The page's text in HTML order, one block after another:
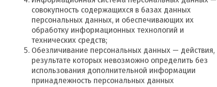
совокупность содержащихся в базах данных
персональных данных, и обеспечивающих их
обработку информационных технологий и
технических средств;
Обезличивание персональных данных — действия,
результате которых невозможно определить без
использования дополнительной информации
принадлежность персональных данных